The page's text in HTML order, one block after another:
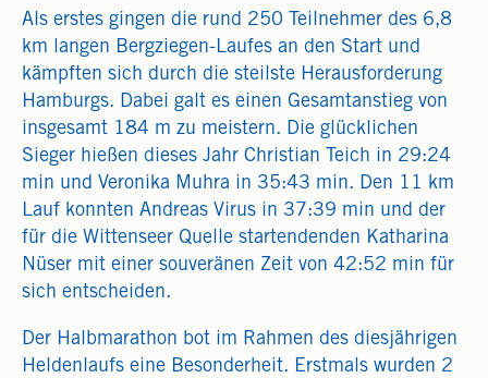
Als erstes gingen die rund 250 Teilnehmer des 6,8
km langen Bergziegen-Laufes an den Start und
kämpften sich durch die steilste Herausforderung
Hamburgs. Dabei galt es einen Gesamtanstieg von
insgesamt 184 m zu meistern. Die glücklichen
Sieger hießen dieses Jahr Christian Teich in 29:24
min und Veronika Muhra in 35:43 min. Den 11 km
Lauf konnten Andreas Virus in 37:39 min und der
für die Wittenseer Quelle startendenden Katharina
Nüser mit einer souveränen Zeit von 42:52 min für
sich entscheiden.
Der Halbmarathon bot im Rahmen des diesjährigen
Heldenlaufs eine Besonderheit. Erstmals wurden 2